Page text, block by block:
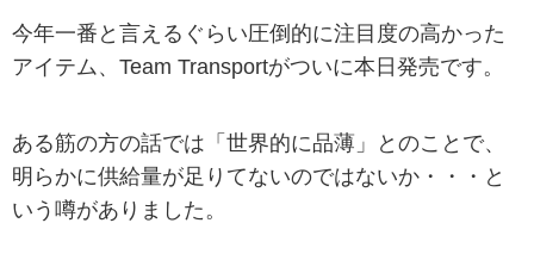
今年一番と言えるぐらい圧倒的に注目度の高かった
アイテム、Team Transportがついに本日発売です。
ある筋の方の話では「世界的に品薄」とのことで、
明らかに供給量が足りてないのではないか・・・と
いう噂がありました。